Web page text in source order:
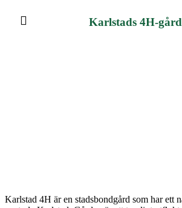
Karlstads 4H-gård
Karlstad 4H är en stadsbondgård som har ett